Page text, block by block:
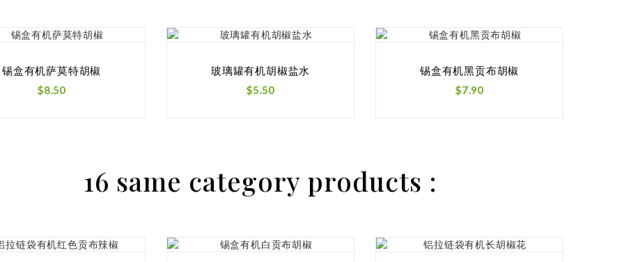
锡盒有机萨莫特胡椒
价
$8.50
玻璃罐有机胡椒盐水
价
$5.50
锡盒有机黑贡布胡椒
价
$7.90
16 same category products :